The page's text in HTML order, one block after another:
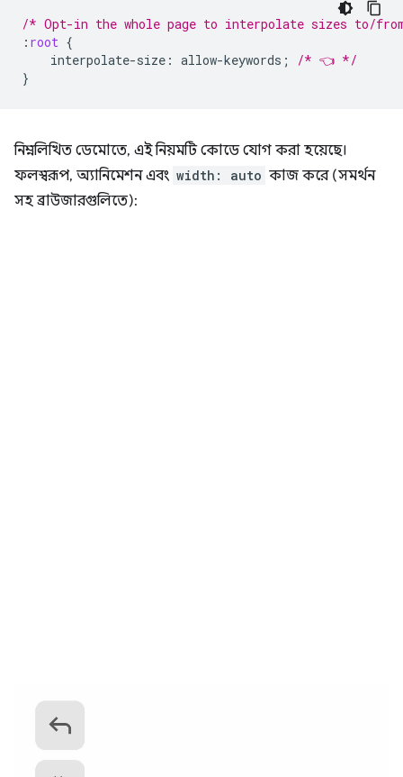
/* Opt-in the whole page to interpolate sizes to/
: root {
interpolate-size : allow-keywords ;
/* 👈 */
}
নিম্নলিখিত ডেমোতে, এই নিয়মটি কোডে যোগ করা হয়েছে।
ফলস্বরূপ, অ্যানিমেশন এবং width: auto কাজ করে (সমর্থন
সহ ব্রাউজারগুলিতে):